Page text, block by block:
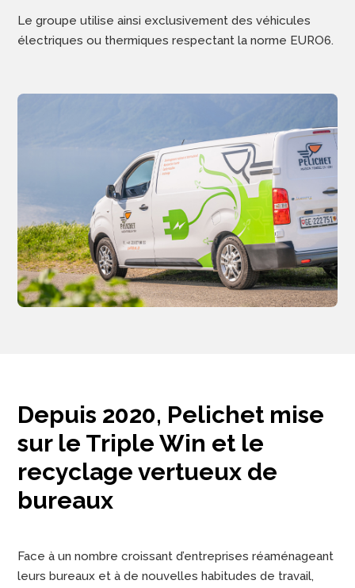
Le groupe utilise ainsi exclusivement des véhicules
électriques ou thermiques respectant la norme EURO6.
Depuis 2020, Pelichet mise
sur le Triple Win et le
recyclage vertueux de
bureaux
Face à un nombre croissant d’entreprises réaménageant
leurs bureaux et à de nouvelles habitudes de travail,